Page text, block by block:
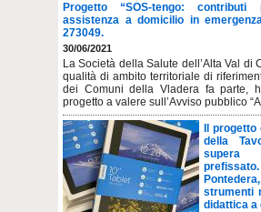
Progetto “SOS-tengo:
assistenza a domicilio in
273049.
30/06/2021
La Società della Salute dell’Alta Val di
qualità di ambito territoriale di
dei Comuni della Vladera fa parte,
progetto a valere sull’Avviso pubblico
Il
della
supera
strumenti
didattica a